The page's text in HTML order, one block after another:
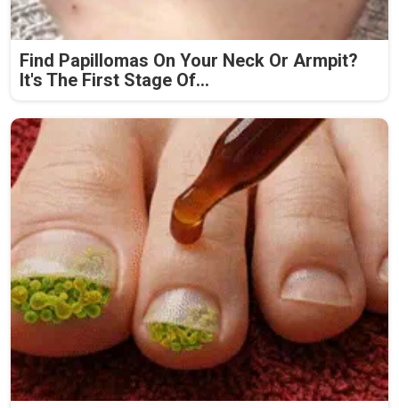
Find Papillomas On Your Neck Or Armpit?
It's The First Stage Of...